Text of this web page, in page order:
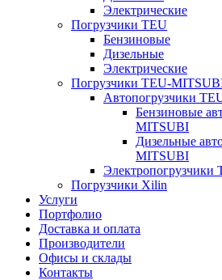
Электрические
Погрузчики TEU
Бензиновые
Дизельные
Электрические
Погрузчики TEU-
Автопогрузчики
Бензиновые
MITSUBI
Дизельные
MITSUBI
Погрузчики Xilin
Услуги
Портфолио
Доставка и оплата
Производители
Офисы и склады
Контакты